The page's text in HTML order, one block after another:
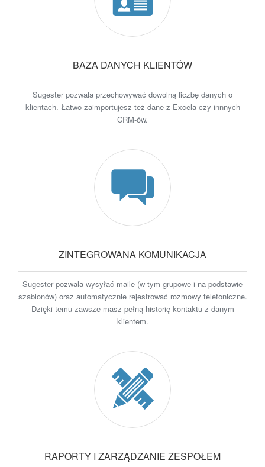
BAZA DANYCH KLIENTÓW
Sugester pozwala przechowywać dowolną liczbę danych o
klientach. Łatwo zaimportujesz też dane z Excela czy innnych
CRM-ów.
ZINTEGROWANA KOMUNIKACJA
Sugester pozwala wysyłać maile (w tym grupowe i na podstawie
szablonów) oraz automatycznie rejestrować rozmowy telefoniczne.
Dzięki temu zawsze masz pełną historię kontaktu z danym
klientem.
RAPORTY I ZARZĄDZANIE ZESPOŁEM